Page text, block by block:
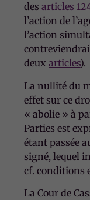
desarticles
l’action de
l’action
deuxarticles).
La nullité du
effet sur ce
« abolie » à
Parties est
étant passée
signé, lequel
cf. conditions
La Cour de